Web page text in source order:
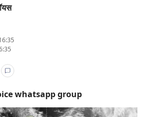
whatsapp group